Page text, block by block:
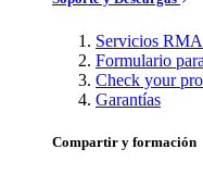
Servicios RMA
Formulario
Check your
Garantías
Compartir y formación